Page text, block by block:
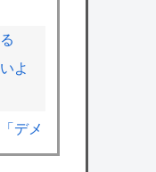
よ
デメ
ｗｗ